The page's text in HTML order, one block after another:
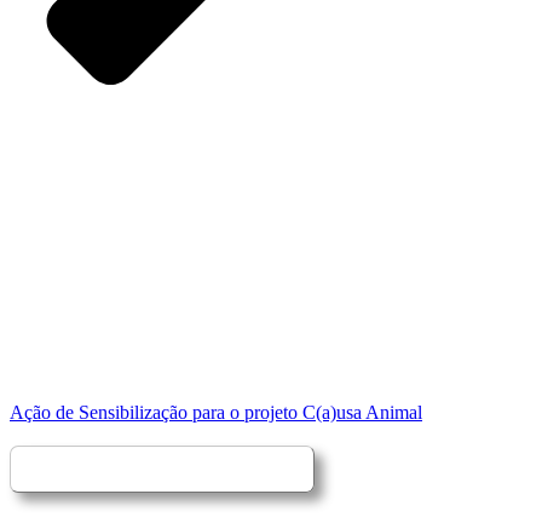
Ação de Sensibilização para o projeto C(a)usa Animal